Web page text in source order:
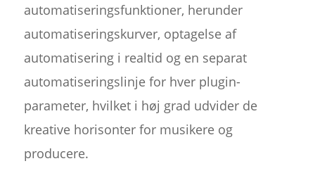
automatiseringsfunktioner, herunder
automatiseringskurver, optagelse af
automatisering i realtid og en separat
automatiseringslinje for hver plugin-
parameter, hvilket i høj grad udvider de
kreative horisonter for musikere og
producere.